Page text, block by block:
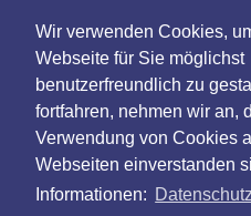
Wir verwenden Cookies,
Webseite für Sie möglichst
benutzerfreundlich zu
fortfahren, nehmen wir an,
Verwendung von Cookies
Webseiten einverstanden
Informationen:
Die Firewallhardware
verbessert
Die virtuellen Server
physische Server (nur
geringer). Es wird kein
Arbeitsspeicher sowie
dass die hohe Leistung